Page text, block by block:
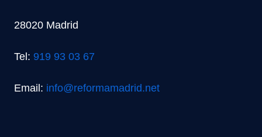
28020 Madrid
Tel: 919 93 03 67
Email: info@reformamadrid.net